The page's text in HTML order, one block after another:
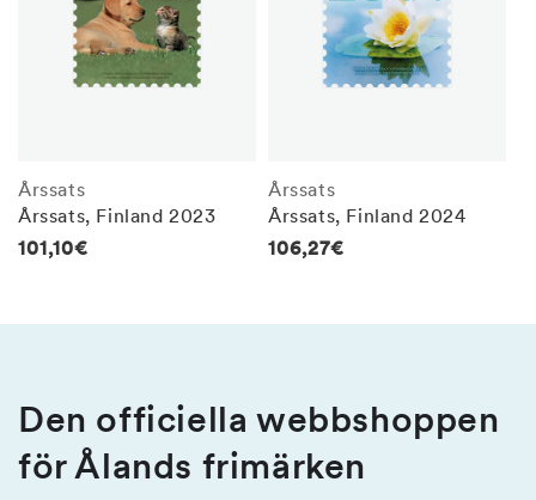
Årssats
Årssats, Finland 2023
Regular
101,10€
Årssats
Årssats, Finland 2024
Regular
106,27€
Den officiella webbshoppen
för Ålands frimärken